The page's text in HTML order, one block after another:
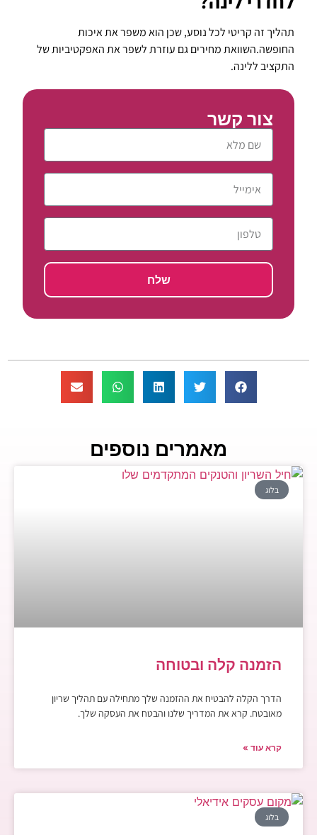
צור קשר
שלח
תהליך זה קריטי לכל נוסע, שכן הוא משפר את איכות
החופשה.השוואת מחירים גם עוזרת לשפר את האפקטיביות של
התקציב ללינה.
מאמרים נוספים
בלוג
הזמנה קלה ובטוחה
הדרך הקלה להבטיח את ההזמנה שלך מתחילה עם תהליך שריון
מאובטח. קרא את המדריך שלנו והבטח את העסקה שלך.
קרא עוד »
בלוג